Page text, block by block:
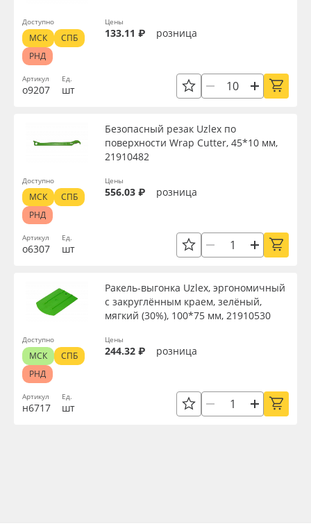
Артикул
о9207
Ед.
шт
Цены
133.11 ₽ розница
Доступно
МСК
СПБ
РНД
Артикул
о6307
Безопасный резак Uzlex по
поверхности Wrap Cutter, 45*10 мм,
21910482
Ед.
шт
Цены
556.03 ₽ розница
Доступно
МСК
СПБ
РНД
Артикул
н6717
Ракель-выгонка Uzlex, эргономичный
с закруглённым краем, зелёный,
мягкий (30%), 100*75 мм, 21910530
Ед.
шт
Цены
244.32 ₽ розница
Доступно
МСК
СПБ
РНД